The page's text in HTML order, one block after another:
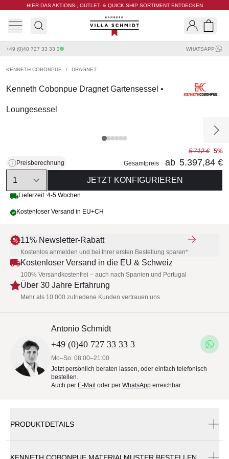
HIER DAS AKTIONS-, OUTLET- & QUICK SHIP SORTIMENT ENTDECKEN
Villa Schmidt
+49 (0)40 727 33 33 3 WHATSAPP
KENNETH COBONPUE / DRAGNET
Kenneth Cobonpue Dragnet Gartensessel •
Loungesessel
Preisberechnung
5.712 € 5%
Gesamtpreis
ab 5.397,84 €
Quantity
JETZT KONFIGURIEREN
Lieferzeit: 4-5 Wochen
Kostenloser Versand in EU+CH
11% Newsletter-Rabatt
Kostenlos anmelden und bei Ihrer ersten Bestellung sparen*
Kostenloser Versand in die EU & Schweiz
100% Versandkostenfrei – auch nach Spanien und Portugal
Über 30 Jahre Erfahrung
Mehr als 10.000 zufriedene Kunden vertrauen uns
Antonio Schmidt
+49 (0)40 727 33 33 3
Mo–So: 08:00–21:00
Jetzt persönlich beraten lassen, oder einfach telefonisch
bestellen.
Auch per E-Mail oder per WhatsApp erreichbar.
PRODUKTDETAILS
KENNETH COBONPUE MATERIALMUSTER BESTELLEN